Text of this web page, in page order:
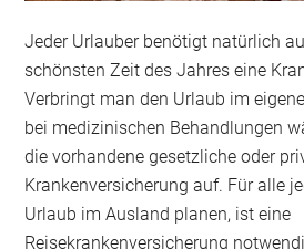
Jeder Urlauber benötigt natürlich
schönsten Zeit des Jahres eine
Verbringt man den Urlaub im
bei medizinischen Behandlungen
die vorhandene gesetzliche oder
Krankenversicherung auf. Für alle
Urlaub im Ausland planen, ist eine
Reisekrankenversicherung